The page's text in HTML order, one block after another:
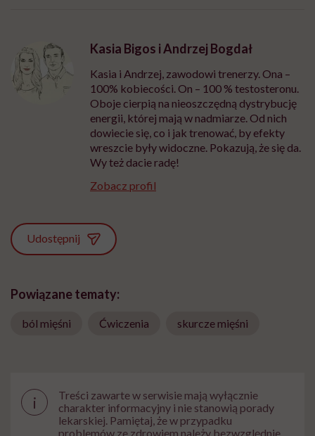
Kasia Bigos i Andrzej Bogdał
Kasia i Andrzej, zawodowi trenerzy. Ona –
100% kobiecości. On – 100 % testosteronu.
Oboje cierpią na nieoszczędną dystrybucję
energii, której mają w nadmiarze. Od nich
dowiecie się, co i jak trenować, by efekty
wreszcie były widoczne. Pokazują, że się da.
Wy też dacie radę!
Zobacz profil
Udostępnij
Powiązane tematy:
ból mięśni Ćwiczenia skurcze mięśni
i
Treści zawarte w serwisie mają wyłącznie
charakter informacyjny i nie stanowią porady
lekarskiej. Pamiętaj, że w przypadku
problemów ze zdrowiem należy bezwzględnie